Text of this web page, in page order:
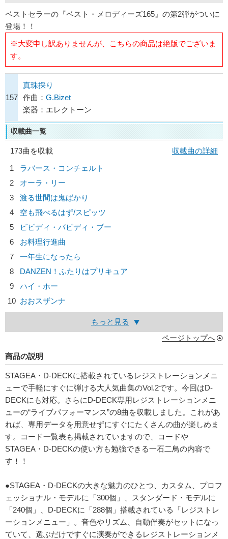
ベストセラーの『ベスト・メロディーズ165』の第2弾がついに
登場！！
※大変申し訳ありませんが、こちらの商品は絶版でございま
す。
157
真珠採り
作曲： G.Bizet
楽器：エレクトーン
収載曲一覧
173曲を収載
収載曲の詳細
1
ラバース・コンチェルト
2
オーラ・リー
3
渡る世間は鬼ばかり
4
空も飛べるはず/スピッツ
5
ビビディ・バビディ・ブー
6
お料理行進曲
7
一年生になったら
8
DANZEN！ふたりはプリキュア
9
ハイ・ホー
10 おおスザンナ
もっと見る
ページトップへ
商品の説明
STAGEA・D-DECKに搭載されているレジストレーションメニ
ューで手軽にすぐに弾ける大人気曲集のVol.2です。今回はD-
DECKにも対応。さらにD-DECK専用レジストレーションメニ
ューの“ライブパフォーマンス”の8曲を収載しました。これがあ
れば、専用データを用意せずにすぐにたくさんの曲が楽しめま
す。コード一覧表も掲載されていますので、コードや
STAGEA・D-DECKの使い方も勉強できる一石二鳥の内容で
す！！
●STAGEA・D-DECKの大きな魅力のひとつ、カスタム、プロフ
ェッショナル・モデルに「300個」、スタンダード・モデルに
「240個」、D-DECKに「288個」搭載されている「レジストレ
ーションメニュー」。音色やリズム、自動伴奏がセットになっ
ていて、選ぶだけですぐに演奏ができるレジストレーションメ